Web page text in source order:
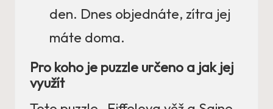
den. Dnes objednáte, zítra jej
máte doma.
Pro koho je puzzle určeno a jak jej
využít